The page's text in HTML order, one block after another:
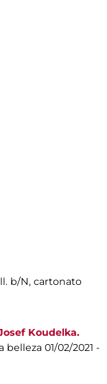
b/N, cartonato
Koudelka.
belleza 01/02/2021 -